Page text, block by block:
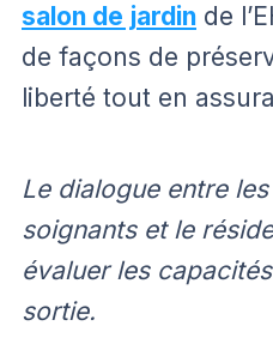
salon de jardin de
de façons de
liberté tout en
Le dialogue entre
soignants et le
évaluer les
sortie.